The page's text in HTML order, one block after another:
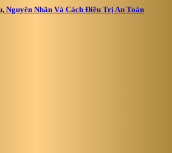
Nguyên Nhân Và Cách Điều Trị An Toàn